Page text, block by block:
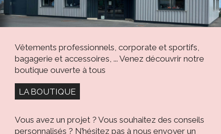
Vêtements professionnels, corporate et sportifs,
bagagerie et accessoires, ... Venez découvrir notre
boutique ouverte à tous
LA BOUTIQUE
Vous avez un projet ? Vous souhaitez des conseils
personnalisés ? N’hésitez pas à nous envoyer un